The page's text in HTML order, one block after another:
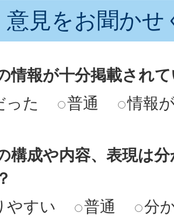
意見をお聞かせ
情報が十分掲載され
った
普通 情報
構成や内容、表現は
やすい
普通 分